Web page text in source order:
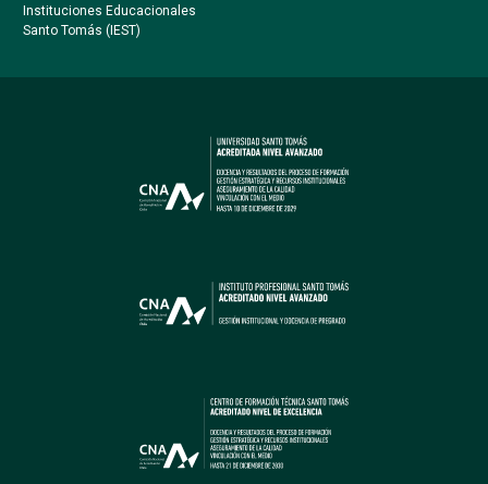
Instituciones Educacionales
Santo Tomás (IEST)